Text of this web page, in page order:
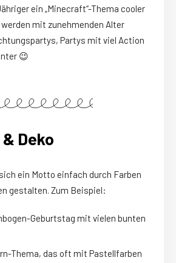
ein „Minecraft“-Thema cooler
mit zunehmenden Alter
Partys mit viel Action
😉
Deko
ein Motto einfach durch Farben
gestalten. Zum Beispiel:
Geburtstag mit vielen bunten
Thema, das oft mit Pastellfarben